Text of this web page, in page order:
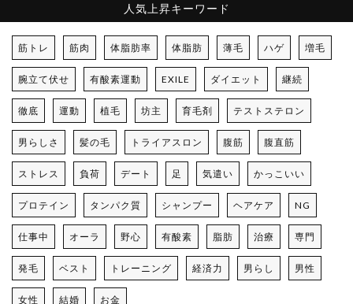
人気上昇キーワード
筋トレ 筋肉 体脂肪率 体脂肪 薄毛 ハゲ 増毛
腕立て伏せ 有酸素運動 EXILE ダイエット 継続
徹底 運動 植毛 坊主 育毛剤 テストステロン
男らしさ 髪の毛 トライアスロン 腹筋 腹直筋
ストレス 負荷 デート 足 気遣い かっこいい
プロテイン タンパク質 シャンプー ヘアケア NG
仕事中 オーラ 野心 有酸素 脂肪 治療 専門
発毛 ベスト トレーニング 経済力 男らし 男性
女性 結婚 お金